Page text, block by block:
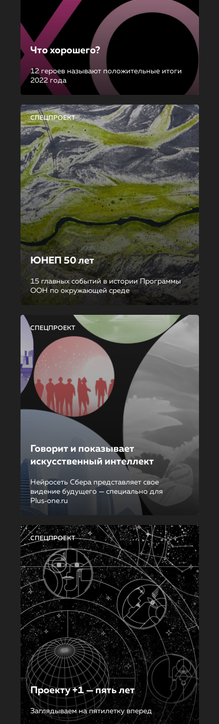
Что хорошего?
12 героев называют положительные итоги
2022 года
СПЕЦПРОЕКТ
ЮНЕП 50 лет
15 главных событий в истории Программы
ООН по окружающей среде
СПЕЦПРОЕКТ
Говорит и показывает
искусственный интеллект
Нейросеть Сбера представляет свое
видение будущего — специально для
Plus‑one.ru
СПЕЦПРОЕКТ
Проекту +1 — пять лет
Заглядываем на пятилетку вперед